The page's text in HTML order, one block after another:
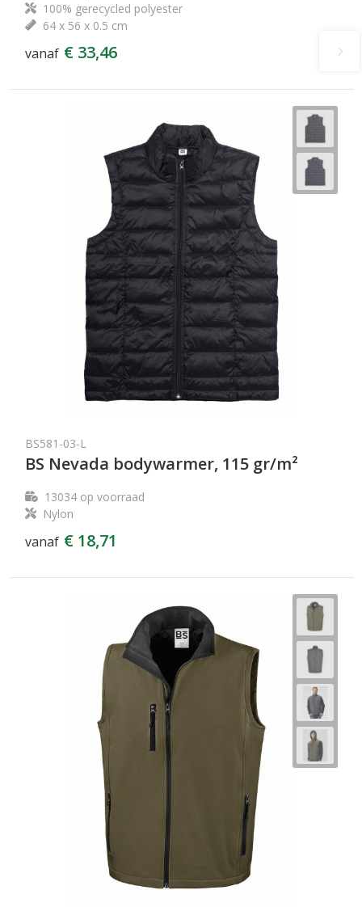
100% gerecycled polyester
64 x 56 x 0.5 cm
vanaf € 33,46
BS581-03-L
BS Nevada bodywarmer, 115 gr/m²
13034op voorraad
Nylon
vanaf € 18,71